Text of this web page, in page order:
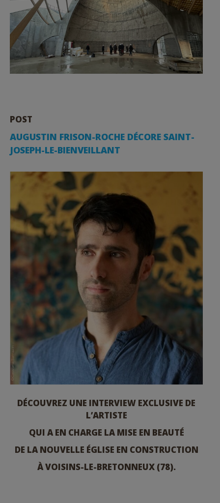
POST
AUGUSTIN FRISON-ROCHE DÉCORE SAINT-
JOSEPH-LE-BIENVEILLANT
DÉCOUVREZ UNE INTERVIEW EXCLUSIVE DE
L’ARTISTE
QUI A EN CHARGE LA MISE EN BEAUTÉ
DE LA NOUVELLE ÉGLISE EN CONSTRUCTION
À VOISINS-LE-BRETONNEUX (78).